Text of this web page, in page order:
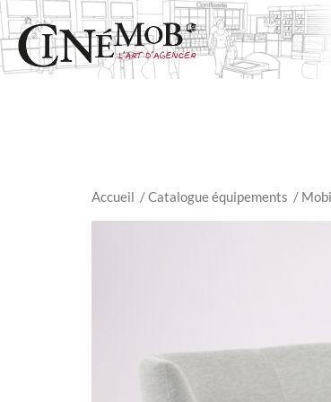
Accueil / Catalogue équipements /